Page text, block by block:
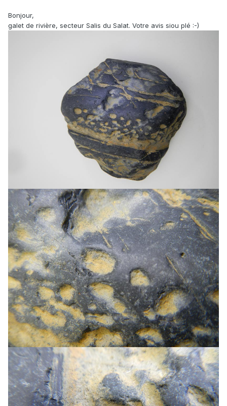
Bonjour,
galet de rivière, secteur Salis du Salat. Votre avis siou plé :-)